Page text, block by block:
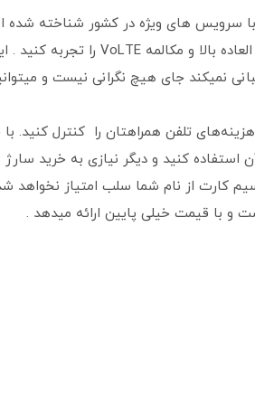
تلفن همراهتان را کنترل کنید. با
کنید و دیگر نیازی به خرید
کارت از نام شما سلب امتیاز نخواهد
و با قیمت خیلی پایین ارائه میدهد .